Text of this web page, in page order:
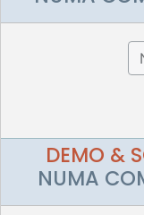
DEMO &
NUMA